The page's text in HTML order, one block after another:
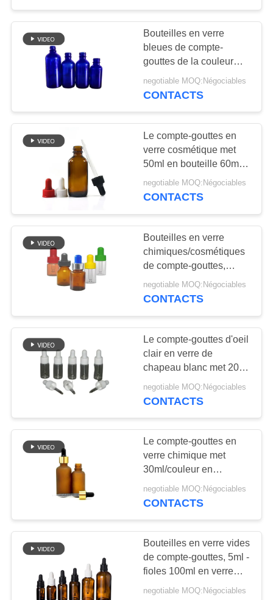
NOUS
NOUVELLES
DEMANDEZ
DEVIS
PLAN
DU
SITE
PRIVACY
POLICY
Bouteilles en verre
bleues de compte-
gouttes de la couleur
15ml, bouteilles de
compte-gouttes d'huile
negotiable MOQ:Négociables
CONTACTS
Le compte-gouttes en
verre cosmétique met
50ml en bouteille 60ml
100ml avec la
certification d'OIN 9001
negotiable MOQ:Négociables
CONTACTS
Bouteilles en verre
chimiques/cosmétiques
de compte-gouttes,
bouteille 20ml en verre
avec le chapeau
negotiable MOQ:Négociables
CONTACTS
Le compte-gouttes d'oeil
clair en verre de
chapeau blanc met 20ml
en bouteille 30ml 50ml
avec l'échelle précise
negotiable MOQ:Négociables
CONTACTS
Le compte-gouttes en
verre chimique met
30ml/couleur en
bouteille adaptée aux
besoins du client par
enfants
negotiable MOQ:Négociables
CONTACTS
Bouteilles en verre vides
de compte-gouttes, 5ml -
fioles 100ml en verre
ambres avec le compte-
negotiable MOQ:Négociables